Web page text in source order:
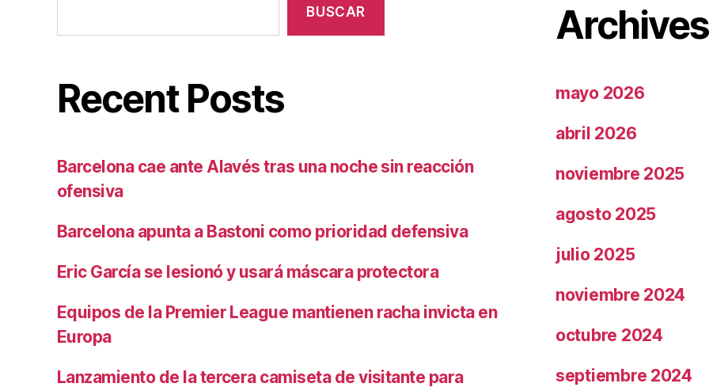
BUSCAR
Recent Posts
Barcelona cae ante Alavés tras una noche sin reacción
ofensiva
Barcelona apunta a Bastoni como prioridad defensiva
Eric García se lesionó y usará máscara protectora
Equipos de la Premier League mantienen racha invicta en
Europa
Lanzamiento de la tercera camiseta de visitante para
Archives
mayo 2026
abril 2026
noviembre 2025
agosto 2025
julio 2025
noviembre 2024
octubre 2024
septiembre 2024